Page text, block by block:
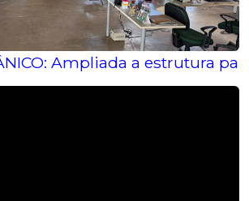
Ampliada a estrutura